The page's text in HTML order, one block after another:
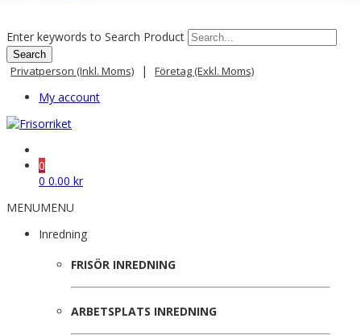
Enter keywords to Search Product
Privatperson (inkl. Moms) | Företag (exkl. Moms)
My account
0
0 0.00 kr
MENUMENU
Inredning
FRISÖR INREDNING
ARBETSPLATS INREDNING